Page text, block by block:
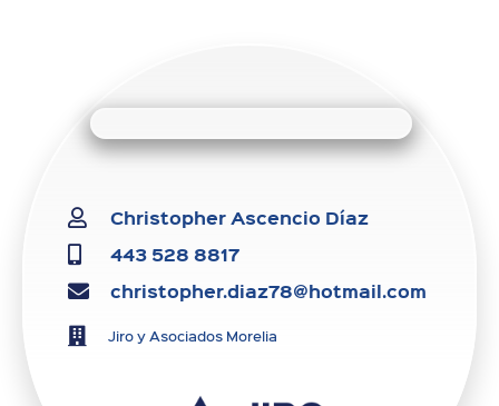
Christopher Ascencio Díaz
443 528 8817
christopher.diaz78@hotmail.com
Jiro y Asociados Morelia